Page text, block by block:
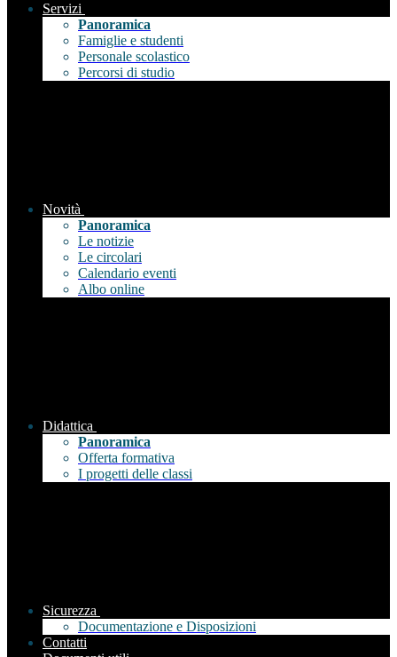
Servizi
Panoramica
Famiglie e studenti
Personale scolastico
Percorsi di studio
Novità
Panoramica
Le notizie
Le circolari
Calendario eventi
Albo online
Didattica
Panoramica
Offerta formativa
I progetti delle classi
Sicurezza
Documentazione e Disposizioni
Contatti